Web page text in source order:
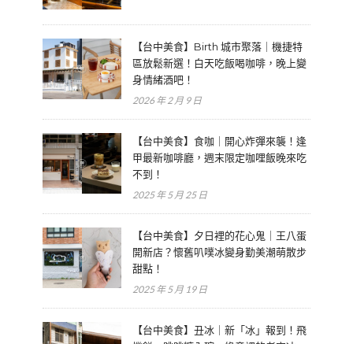
【台中美食】Birth 城市聚落｜機捷特
區放鬆新選！白天吃飯喝咖啡，晚上變
身情緒酒吧！
2026 年 2 月 9 日
【台中美食】食咖｜開心炸彈來襲！逢
甲最新咖啡廳，週末限定咖哩飯晚來吃
不到！
2025 年 5 月 25 日
【台中美食】夕日裡的花心鬼｜王八蛋
開新店？懷舊叭噗冰變身勤美潮萌散步
甜點！
2025 年 5 月 19 日
【台中美食】丑冰｜新「冰」報到！飛